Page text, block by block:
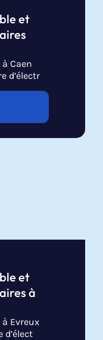
et
Caen
d’électr
et
à
Evreux